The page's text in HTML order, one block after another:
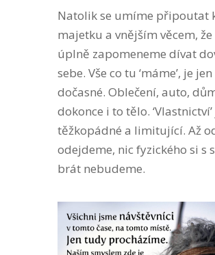
Natolik se umíme připoutat
majetku a vnějším věcem, že
úplně zapomeneme dívat
sebe. Vše co tu ‘máme’, je jen
dočasné. Oblečení, auto,
dokonce i to tělo. ‘Vlastnictví’
těžkopádné a limitující. Až
odejdeme, nic fyzického si s
brát nebudeme.